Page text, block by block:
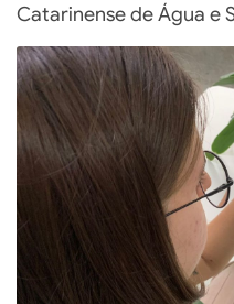
Catarinense de Água e